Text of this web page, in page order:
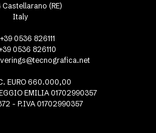
Castellarano (RE)
Italy
0536 826111
0536 826110
EURO 660.000,00
EMILIA 01702990357
- P.IVA 01702990357